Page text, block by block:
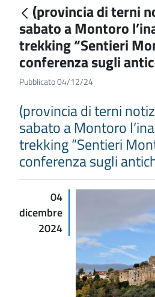
(provincia di terni
sabato a Montoro
trekking “Sentieri
conferenza sugli
Pubblicato 04/12/24
(provincia di terni
sabato a Montoro
trekking “Sentieri
conferenza sugli
04
dicembre
2024